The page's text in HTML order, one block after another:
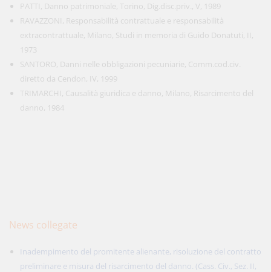
PATTI, Danno patrimoniale, Torino, Dig.disc.priv., V, 1989
RAVAZZONI, Responsabilità contrattuale e responsabilità
extracontrattuale, Milano, Studi in memoria di Guido Donatuti, II,
1973
SANTORO, Danni nelle obbligazioni pecuniarie, Comm.cod.civ.
diretto da Cendon, IV, 1999
TRIMARCHI, Causalità giuridica e danno, Milano, Risarcimento del
danno, 1984
News collegate
Inadempimento del promitente alienante, risoluzione del contratto
preliminare e misura del risarcimento del danno. (Cass. Civ., Sez. II,